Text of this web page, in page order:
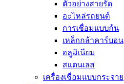
ตัวอย่างสายรัด
อะไหล่รถยนต์
การเชื่อมแบบก้น
เหล็กกล้าคาร์บอน
อลูมิเนียม
สแตนเลส
เครื่องเชื่อมแบบกระจาย